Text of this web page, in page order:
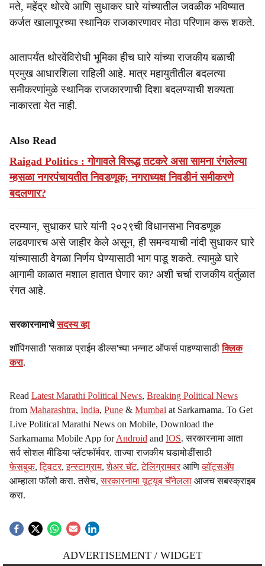
मते, महेंद्र थोरवे आणि सुधाकर घारे यांच्यातील जवळीक भविष्यात
कर्जत खालापूरच्या स्थानिक राजकारणावर मोठा परिणाम करू शकते.
आतापर्यंत थोरवेंविरोधी भूमिका हीच घारे यांच्या राजकीय बळाची
प्रमुख आधारशिला राहिली आहे. मात्र महायुतीतील बदलत्या
समीकरणांमुळे स्थानिक राजकारणाची दिशा बदलण्याची शक्यता
नाकारता येत नाही.
Also Read
Raigad Politics : गोगावले विरूद्ध तटकरे असा सामना रंगलेल्या
म्हसळा नगरपंचायतीत निवडणूक; नगराध्यक्ष निवडीनं समीकरणे
बदलणार?
दरम्यान, सुधाकर घारे यांनी २०२९ची विधानसभा निवडणूक
लढवणारच असे जाहीर केले असून, ही समन्वयाची नांदी सुधाकर घारे
यांच्यासाठी वेगळा निर्णय घेण्यासाठी भाग पाडू शकते. त्यामुळे घारे
आगामी काळात मशाल हातात घेणार का? अशी चर्चा राजकीय वर्तुळात
रंगत आहे.
सरकारनामाचेसदस्य व्हा
शॉपिंगसाठी 'सकाळ प्राईम डील्स'च्या भन्नाट ऑफर्स पाहण्यासाठीक्लिक
करा.
Read Latest Marathi Political News, Breaking Political News
from Maharashtra, India, Pune & Mumbai at Sarkarnama. To Get
Live Political Marathi News on Mobile, Download the
Sarkarnama Mobile App forAndroid and IOS. सरकारनामा आता
सर्व सोशल मीडिया प्लॅटफॉर्मवर. ताज्या राजकीय घडामोडींसाठी
फेसबुक,ट्विटर,इन्स्टाग्राम,शेअर चॅट,टेलिग्रामवर आणिव्हॉट्सॲप
आम्हाला फॉलो करा. तसेच,सरकारनामा यूट्यूब चॅनेलला आजच सबस्क्राइब
करा.
ADVERTISEMENT / WIDGET